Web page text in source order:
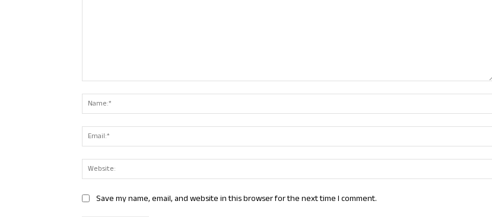
Comment:
Save my name, email, and website in this browser for the next time I comment.